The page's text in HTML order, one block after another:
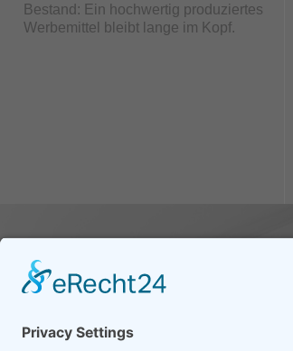
Bestand: Ein hochwertig produziertes
Werbemittel bleibt lange im Kopf.